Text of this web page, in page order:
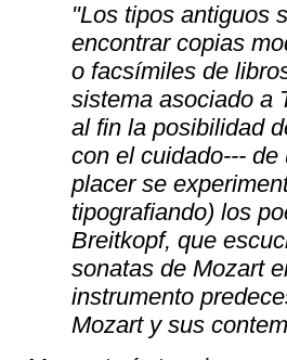
"Los tipos antiguos
encontrar copias
o facsímiles de
sistema asociado a
al fin la posibilidad
con el cuidado---
placer se
tipografiando) los
Breitkopf, que
sonatas de Mozart
instrumento
Mozart y sus